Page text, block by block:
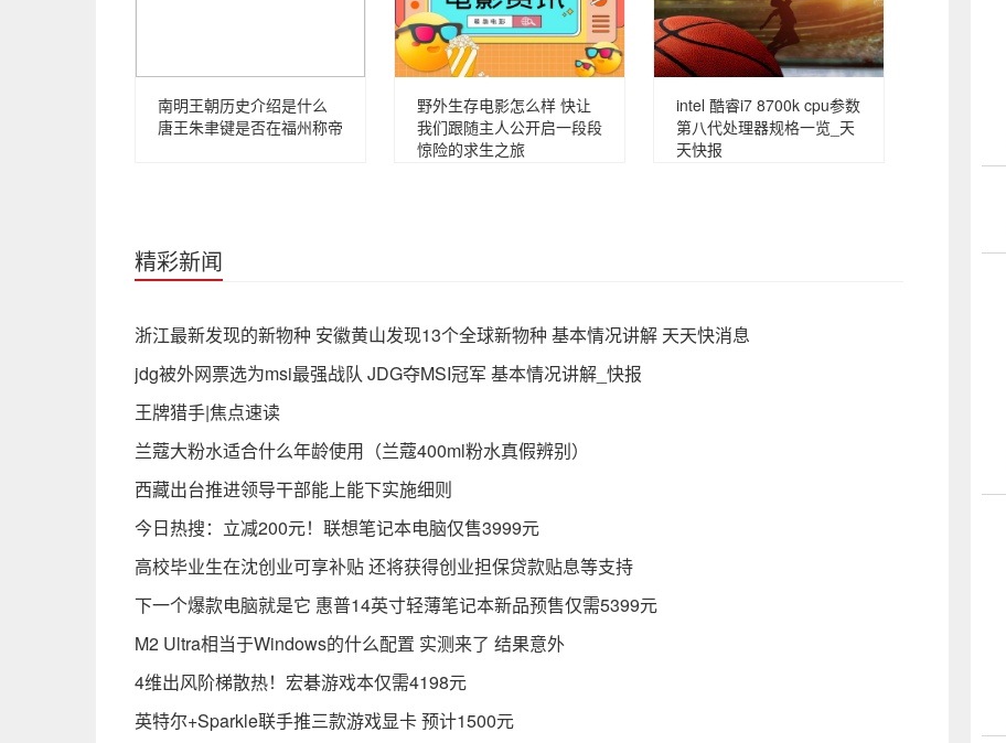
南明王朝历史介绍是什么
唐王朱聿键是否在福州称帝
野外生存电影怎么样 快让
我们跟随主人公开启一段段
惊险的求生之旅
intel 酷睿i7 8700k cpu参数
第八代处理器规格一览_天
天快报
精彩新闻
浙江最新发现的新物种 安徽黄山发现13个全球新物种 基本情况讲解 天天快消息
jdg被外网票选为msi最强战队 JDG夺MSI冠军 基本情况讲解_快报
王牌猎手|焦点速读
兰蔻大粉水适合什么年龄使用（兰蔻400ml粉水真假辨别）
西藏出台推进领导干部能上能下实施细则
今日热搜：立减200元！联想笔记本电脑仅售3999元
高校毕业生在沈创业可享补贴 还将获得创业担保贷款贴息等支持
下一个爆款电脑就是它 惠普14英寸轻薄笔记本新品预售仅需5399元
M2 Ultra相当于Windows的什么配置 实测来了 结果意外
4维出风阶梯散热！宏碁游戏本仅需4198元
英特尔+Sparkle联手推三款游戏显卡 预计1500元